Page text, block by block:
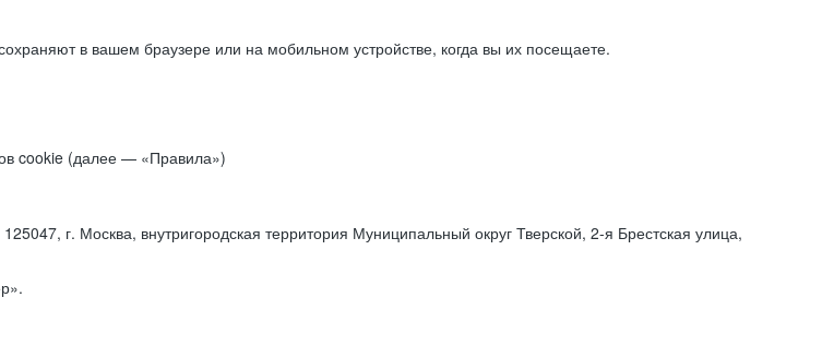
в вашем браузере или на мобильном устройстве, когда вы их посещаете.
cookie (далее — «Правила»)
г. Москва, внутригородская территория Муниципальный округ Тверской, 2-я Брестская улица,